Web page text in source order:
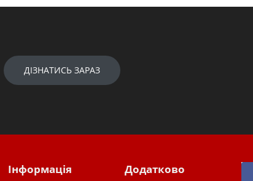
ДІЗНАТИСЬ ЗАРАЗ
Інформація Додатково